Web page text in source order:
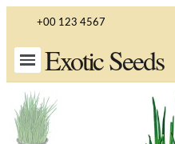
+00 123 4567
Exotic Seeds